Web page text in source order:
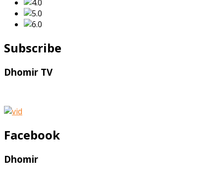
Subscribe
Dhomir TV
Facebook
Dhomir